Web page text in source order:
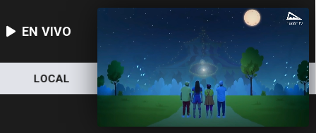
EN VIVO
LOCAL NACIONAL DEPORTES